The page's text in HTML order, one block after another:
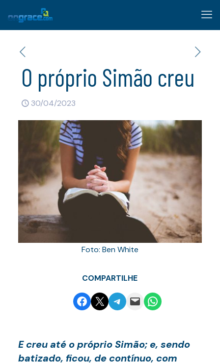
O próprio Simão creu
30/04/2023
Foto: Ben White
COMPARTILHE
Share on Facebook
Email this PageShare on Telegram
Email this PageShare on WhatsApp
E creu até o próprio Simão; e, sendo
batizado, ficou, de contínuo, com